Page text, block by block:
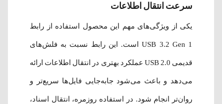
سرعت انتقال اطلاعات
یکی از ویژگی‌های مهم این محصول استفاده از رابط
USB 3.2 Gen 1 است. این رابط نسبت به فلش‌های
قدیمی USB 2.0 عملکرد بهتری در انتقال اطلاعات ارائه
می‌دهد و باعث می‌شود جابه‌جایی فایل‌ها سریع‌تر و
روان‌تر انجام شود. در استفاده روزمره، انتقال اسناد،